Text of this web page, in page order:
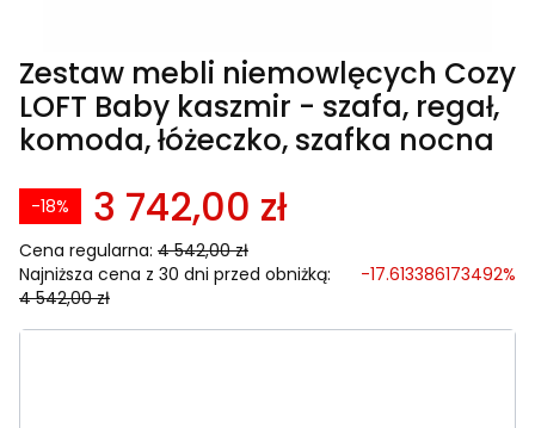
Zestaw mebli niemowlęcych Cozy
LOFT Baby kaszmir - szafa, regał,
komoda, łóżeczko, szafka nocna
3 742,00 zł
Cena regularna: 4 542,00 zł
-18%
Najniższa cena z 30 dni przed obniżką:
4 542,00 zł
-17.613386173492%